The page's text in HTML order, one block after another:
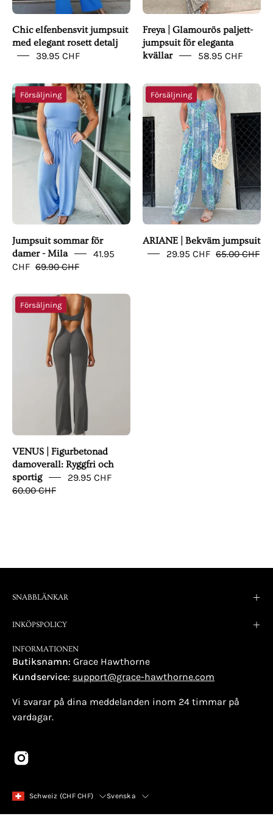
Chic elfenbensvit jumpsuit
med elegant rosett detalj
39.95 CHF
Freya | Glamourös paljett-
jumpsuit för eleganta
kvällar
58.95 CHF
Jumpsuit
sommar
för
damer
-
Mila
Försäljning
Jumpsuit sommar för
damer - Mila
41.95
CHF 69.90 CHF
ARIANE
|
Bekväm
jumpsuit
Försäljning
ARIANE | Bekväm jumpsuit
29.95 CHF 65.00 CHF
VENUS
|
Figurbetonad
damoverall:
Ryggfri
och
sportig
Försäljning
VENUS | Figurbetonad
damoverall: Ryggfri och
sportig
29.95 CHF
60.00 CHF
SNABBLÄNKAR
INKÖPSPOLICY
INFORMATIONEN
Butiksnamn: Grace Hawthorne
Kundservice: support@grace-hawthorne.com
Vi svarar på dina meddelanden inom 24 timmar på
vardagar.
landSchweiz (CHF CHF) Språk
Svenska